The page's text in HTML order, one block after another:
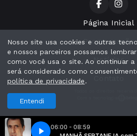
06:00 - 08:59
Página Inicial
Programação
Notícias
Nosso site usa cookies e outras
e nossos parceiros possamos
como você usa o site. Ao continuar a
será considerado como
política de privacidade.
Entendi